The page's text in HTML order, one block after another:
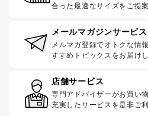
合った最適なサイズをご提案
メールマガジンサービス
メルマガ登録でオトクな情
すすめトピックスをお届けし
店舗サービス
専門アドバイザーがお買い
充実したサービスを是非ご